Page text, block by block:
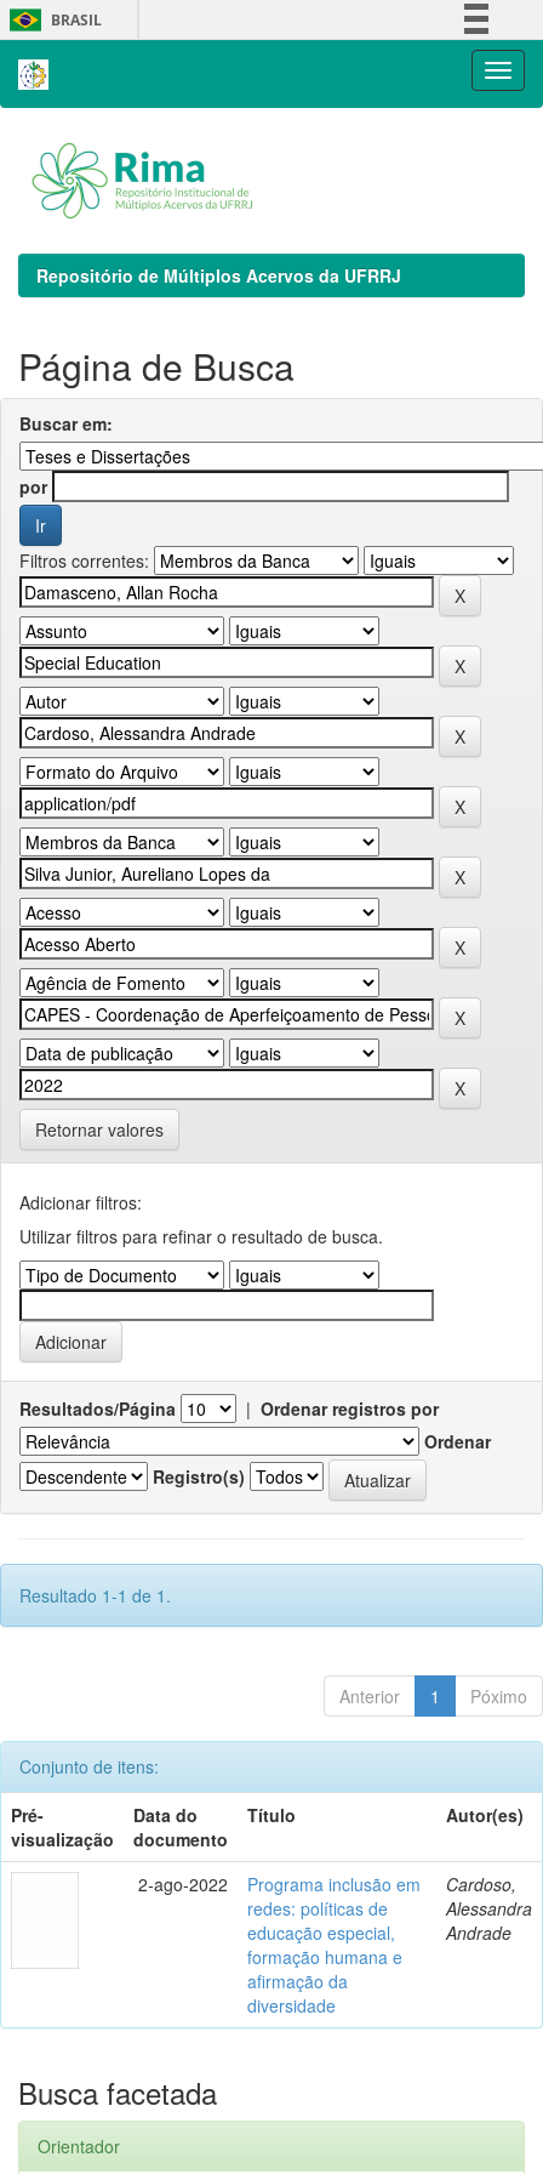
Skip
navigation
BRASIL
Repositório de Múltiplos Acervos da UFRRJ
Página de Busca
Buscar em:
por
Filtros correntes:
Retornar valores
Adicionar filtros:
Utilizar filtros para refinar o resultado de busca.
Resultados/Página | Ordenar registros por
Ordenar
Registro(s)
Resultado 1-1 de 1.
Anterior 1 Póximo
Conjunto de itens:
Pré-
visualização
Data do
documento
Título Autor(es)
2-ago-2022
Programa inclusão em
redes: políticas de
educação especial,
formação humana e
afirmação da
diversidade
Cardoso,
Alessandra
Andrade
Busca facetada
Orientador